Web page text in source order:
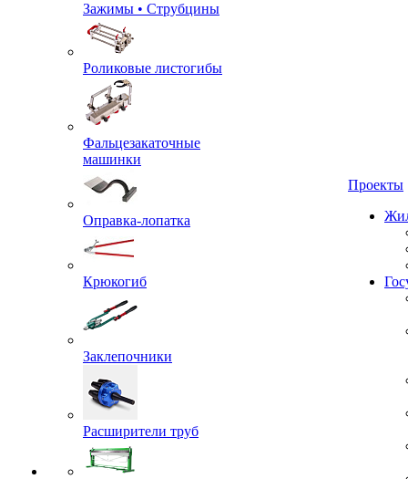
Зажимы • Струбцины
Роликовые листогибы
Фальцезакаточные
машинки
Оправка-лопатка
Крюкогиб
Заклепочники
Расширители труб
Проекты